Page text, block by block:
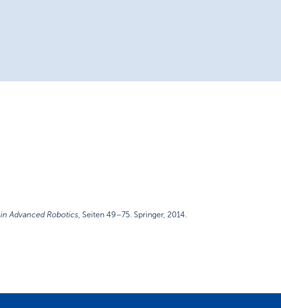
Advanced Robotics Seiten 49–75. Springer, 2014.